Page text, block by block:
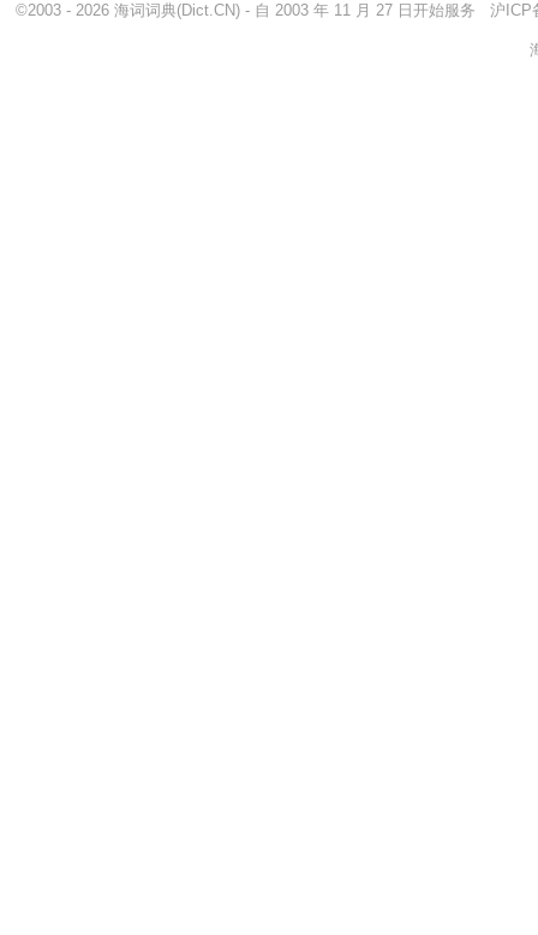
©2003 - 2026 海词词典(Dict.CN) - 自 2003 年 11 月 27 日开始服务 沪ICP